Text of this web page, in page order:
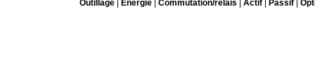
Outillage| Energie| Commutation/relais Actif| Passif|